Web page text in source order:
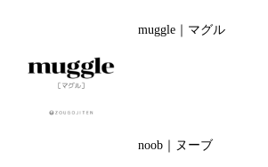
muggle｜マグル
noob｜ヌーブ